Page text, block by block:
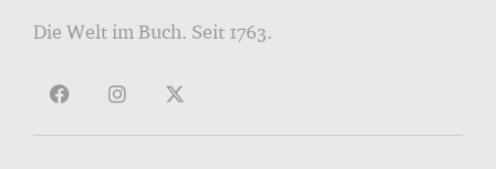
Die Welt im Buch. Seit 1763.